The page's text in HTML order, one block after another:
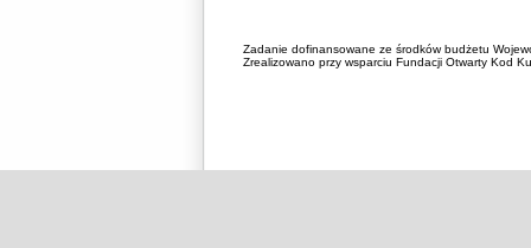
Zadanie dofinansowane ze środków budżetu
Zrealizowano przy wsparciu Fundacji Otwarty Kod